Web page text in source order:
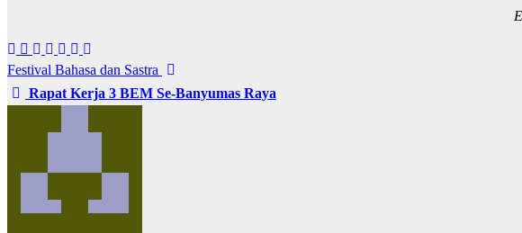
Navigasi
pos
Festival Bahasa dan Sastra
Rapat Kerja 3 BEM Se-Banyumas Raya